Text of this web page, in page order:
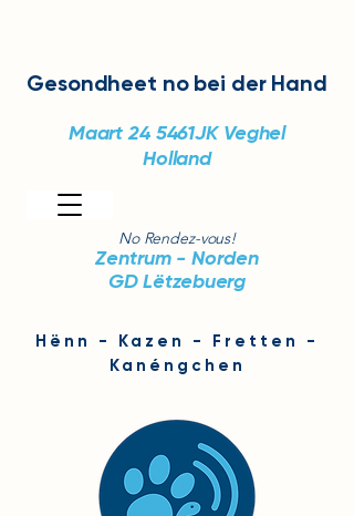
No Rendez-vous!
Zentrum - Norden
GD Lëtzebuerg
Gesondheet no bei der Hand
Hënn - Kazen - Fretten -
Kanéngchen
Maart 24 5461JK Veghel
Holland